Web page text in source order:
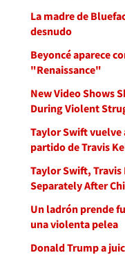
La madre de
desnudo
Beyoncé aparece
"Renaissance"
New Video Shows
During Violent
Taylor Swift vuelve
partido de Travis
Taylor Swift, Travis
Separately After
Un ladrón prende
una violenta pelea
Donald Trump a